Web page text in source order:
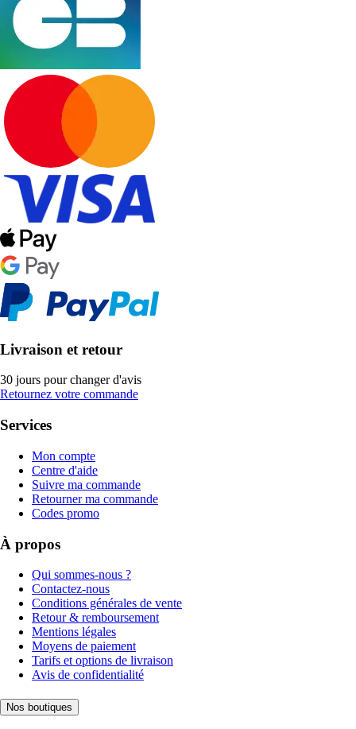
Livraison et retour
30 jours pour changer d'avis
Retournez votre commande
Services
Mon compte
Centre d'aide
Suivre ma commande
Retourner ma commande
Codes promo
À propos
Qui sommes-nous ?
Contactez-nous
Conditions générales de vente
Retour & remboursement
Mentions légales
Moyens de paiement
Tarifs et options de livraison
Avis de confidentialité
Nos boutiques